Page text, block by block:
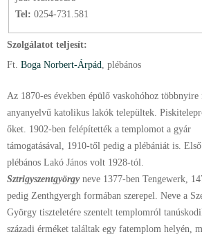
Tel: 0254-731.581
Szolgálatot teljesít:
Ft. Boga Norbert-Árpád , plébános
Az 1870-es években épülő vaskohóhoz többnyire
anyanyelvű katolikus lakók települtek.
őket. 1902-ben felépítették a templomot a gyár
támogatásával, 1910-től pedig a plébániát is.
plébános Lakó János volt 1928-tól.
Sztrigyszentgyörgy neve 1377-ben Tengewerk,
pedig Zenthgyergh formában szerepel. Neve a
György tiszteletére szentelt templomról
századi érméket találtak egy fatemplom helyén,